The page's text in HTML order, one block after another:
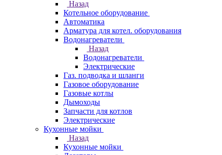
Назад
Котельное оборудование
Автоматика
Арматура для котел. оборудования
Водонагреватели
Назад
Водонагреватели
Электрические
Газ. подводка и шланги
Газовое оборудование
Газовые котлы
Дымоходы
Запчасти для котлов
Электрические
Кухонные мойки
Назад
Кухонные мойки